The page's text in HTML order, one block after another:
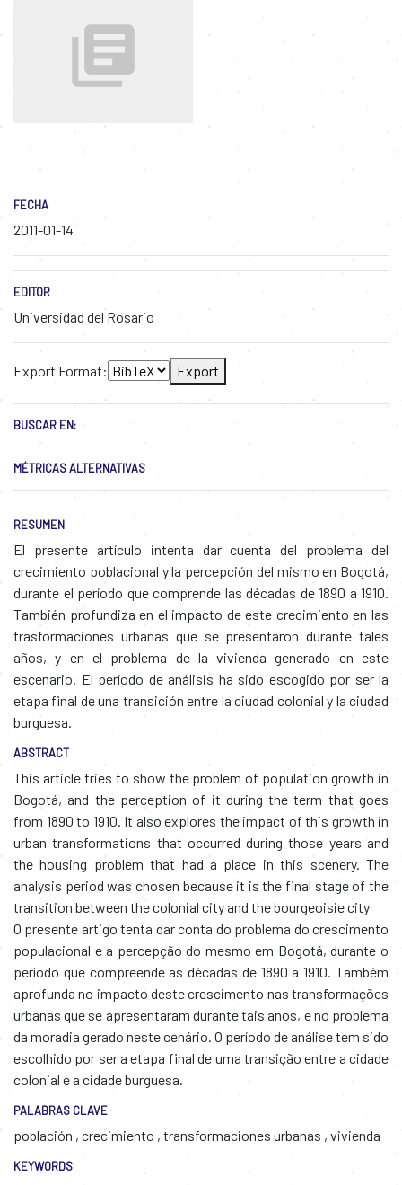
FECHA
2011-01-14
EDITOR
Universidad del Rosario
Export Format: Export
BUSCAR EN:
MÉTRICAS ALTERNATIVAS
RESUMEN
El presente artículo intenta dar cuenta del problema del
crecimiento poblacional y la percepción del mismo en Bogotá,
durante el período que comprende las décadas de 1890 a 1910.
También profundiza en el impacto de este crecimiento en las
trasformaciones urbanas que se presentaron durante tales
años, y en el problema de la vivienda generado en este
escenario. El período de análisis ha sido escogido por ser la
etapa final de una transición entre la ciudad colonial y la ciudad
burguesa.
ABSTRACT
This article tries to show the problem of population growth in
Bogotá, and the perception of it during the term that goes
from 1890 to 1910. It also explores the impact of this growth in
urban transformations that occurred during those years and
the housing problem that had a place in this scenery. The
analysis period was chosen because it is the final stage of the
transition between the colonial city and the bourgeoisie city
O presente artigo tenta dar conta do problema do crescimento
populacional e a percepção do mesmo em Bogotá, durante o
período que compreende as décadas de 1890 a 1910. Também
aprofunda no impacto deste crescimento nas transformações
urbanas que se apresentaram durante tais anos, e no problema
da moradia gerado neste cenário. O período de análise tem sido
escolhido por ser a etapa final de uma transição entre a cidade
colonial e a cidade burguesa.
PALABRAS CLAVE
población , crecimiento , transformaciones urbanas , vivienda
KEYWORDS